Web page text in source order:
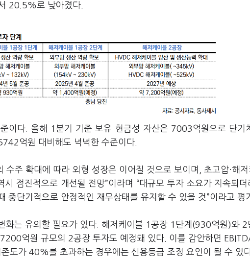
20.5%로 낮아졌다.
이다. 올해 1분기 기준 보유 현금성 자산은 7003억원으로 단기
억원 대비해도 넉넉한 수준이다.
수주 확대에 따라 외형 성장은 이어질 것으로 보이며, 초고압·해
점진적으로 개선될 전망”이라며 “대규모 투자 소요가 지속되더
중단기적으로 안정적인 재무상태를 유지할 수 있을 것”이라고 평
화는 유의할 필요가 있다. 해저케이블 1공장 1단계(930억원)와
억원 규모의 2공장 투자도 예정돼 있다. 이를 감안하면
도가 40%를 초과하는 경우에는 신용등급 조정 요인이 될 수 있